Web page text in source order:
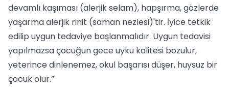
devamlı kaşıması (alerjik selam), hapşırma, gözlerde
yaşarma alerjik rinit (saman nezlesi)'tir. İyice tetkik
edilip uygun tedaviye başlanmalıdır. Uygun tedavisi
yapılmazsa çocuğun gece uyku kalitesi bozulur,
yeterince dinlenemez, okul başarısı düşer, huysuz bir
çocuk olur.”